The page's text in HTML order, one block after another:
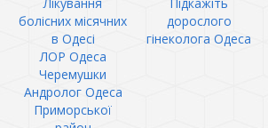
болісних місячних
в Одесі
дорослого
гінеколога Одеса
ЛОР Одеса
Черемушки
Андролог Одеса
Приморської